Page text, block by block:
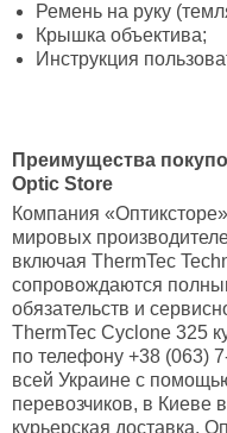
Ремень на руку
Крышка объектива;
Инструкция
Преимущества
Optic Store
Компания
мировых
включая ThermTec
сопровождаются
обязательств и
ThermTec Cyclone 325
по телефону +38 (063)
всей Украине с
перевозчиков, в Киеве
курьерская доставка.